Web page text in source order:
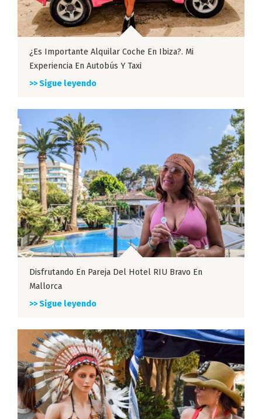
¿Es Importante Alquilar Coche En Ibiza?. Mi
Experiencia En Autobús Y Taxi
>> Sigue leyendo
Disfrutando En Pareja Del Hotel RIU Bravo En
Mallorca
>> Sigue leyendo